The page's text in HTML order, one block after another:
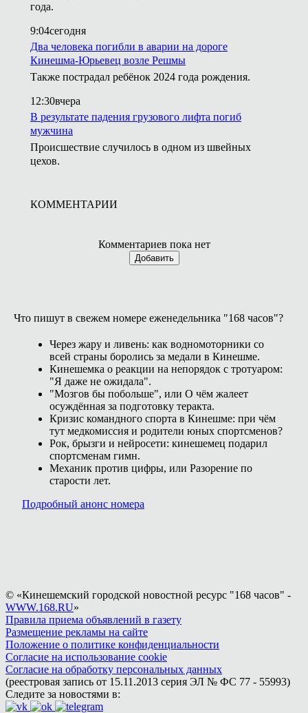
года.
9:04сегодня
Два человека погибли в аварии на дороге
Кинешма-Юрьевец возле Решмы
Также пострадал ребёнок 2024 года рождения.
12:30вчера
В результате падения грузового лифта погиб
мужчина
Происшествие случилось в одном из швейных
цехов.
КОММЕНТАРИИ
Комментариев пока нет
Добавить
Что пишут в свежем номере еженедельника "168 часов"?
Через жару и ливень: как водномоторники со
всей страны боролись за медали в Кинешме.
Кинешемка о реакции на непорядок с тротуаром:
"Я даже не ожидала".
"Мозгов бы побольше", или О чём жалеет
осуждённая за подготовку теракта.
Кризис командного спорта в Кинешме: при чём
тут медкомиссия и родители юных спортсменов?
Рок, брызги и нейросети: кинешемец подарил
спортсменам гимн.
Механик против цифры, или Разорение по
старости лет.
Подробный анонс номера
© «Кинешемский городской новостной ресурс "168 часов" -
WWW.168.RU»
Правила приема объявлений в газету
Размещение рекламы на сайте
Положение о политике конфиденциальности
Согласие на использование cookie
Согласие на обработку персональных данных
(реестровая запись от 15.11.2013 серия ЭЛ № ФС 77 - 55993)
Следите за новостями в: